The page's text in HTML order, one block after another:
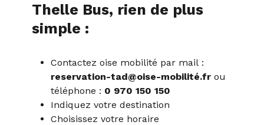
Thelle Bus, rien de plus
simple :
Contactez oise mobilité par mail :
reservation-tad@oise-mobilité.frou
téléphone : 0 970 150 150
Indiquez votre destination
Choisissez votre horaire